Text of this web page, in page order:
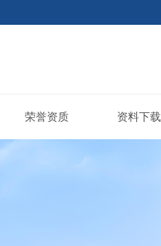
荣誉资质 资料下载